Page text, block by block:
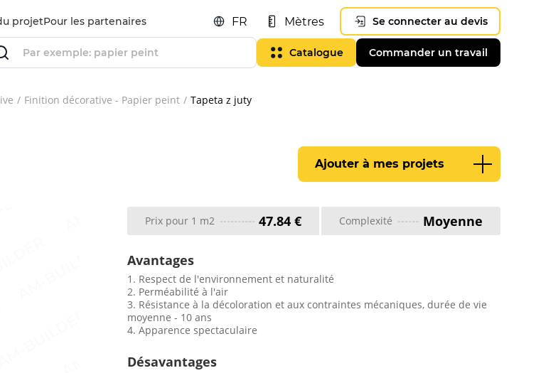
projetPour les partenaires FR Mètres Se connecter au devis
Catalogue Commander un travail
Finition décorative - Papier peint Tapeta z juty
Ajouter à mes projets
Prix ​​pour 1 m2 47.84 € Complexité Moyenne
Avantages
1. Respect de l'environnement et naturalité
2. Perméabilité à l'air
3. Résistance à la décoloration et aux contraintes mécaniques, durée de vie
moyenne - 10 ans
4. Apparence spectaculaire
Désavantages